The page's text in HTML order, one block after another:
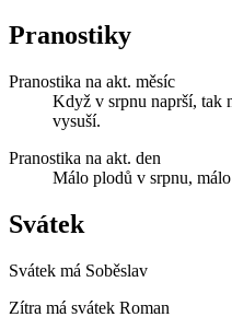
Pranostiky
Pranostika na akt. měsíc
Když v srpnu naprší, tak
vysuší.
Pranostika na akt. den
Málo plodů v srpnu,
Svátek
Svátek má Soběslav
Zítra má svátek Roman